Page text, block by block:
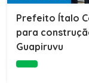
Prefeito Ítalo
para
Guapiruvu